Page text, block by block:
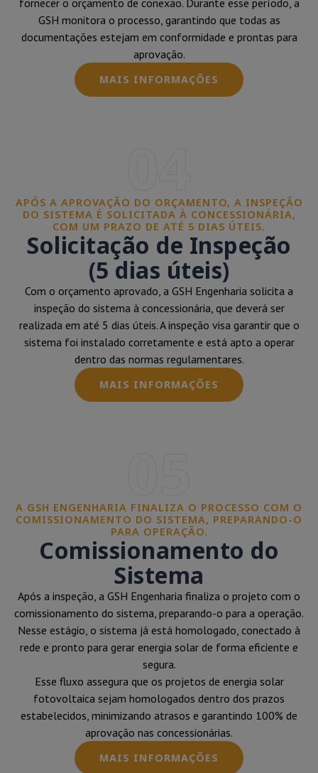
fornecer o orçamento de conexão. Durante esse período, a
GSH monitora o processo, garantindo que todas as
documentações estejam em conformidade e prontas para
aprovação.
MAIS INFORMAÇÕES
APÓS A APROVAÇÃO DO ORÇAMENTO, A INSPEÇÃO
DO SISTEMA É SOLICITADA À CONCESSIONÁRIA,
COM UM PRAZO DE ATÉ 5 DIAS ÚTEIS.
Solicitação de Inspeção
(5 dias úteis)
Com o orçamento aprovado, a GSH Engenharia solicita a
inspeção do sistema à concessionária, que deverá ser
realizada em até 5 dias úteis. A inspeção visa garantir que o
sistema foi instalado corretamente e está apto a operar
dentro das normas regulamentares.
MAIS INFORMAÇÕES
A GSH ENGENHARIA FINALIZA O PROCESSO COM O
COMISSIONAMENTO DO SISTEMA, PREPARANDO-O
PARA OPERAÇÃO.
Comissionamento do
Sistema
Após a inspeção, a GSH Engenharia finaliza o projeto com o
comissionamento do sistema, preparando-o para a operação.
Nesse estágio, o sistema já está homologado, conectado à
rede e pronto para gerar energia solar de forma eficiente e
segura.
Esse fluxo assegura que os projetos de energia solar
fotovoltaica sejam homologados dentro dos prazos
estabelecidos, minimizando atrasos e garantindo 100% de
aprovação nas concessionárias.
MAIS INFORMAÇÕES